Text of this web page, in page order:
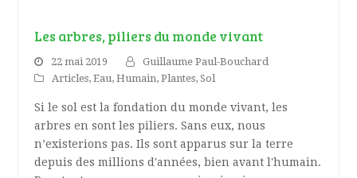
Les arbres, piliers du monde vivant
22 mai 2019
Guillaume Paul-Bouchard
Articles,Eau,Humain,Plantes,Sol
Si le sol est la fondation du monde vivant, les
arbres en sont les piliers. Sans eux, nous
n’existerions pas. Ils sont apparus sur la terre
depuis des millions d'années, bien avant l'humain.